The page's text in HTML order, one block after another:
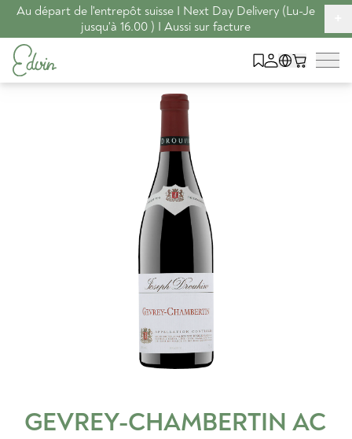
Au départ de l'entrepôt suisse I Next Day Delivery (Lu-Je
jusqu'à 16.00 ) I Aussi sur facture
GEVREY-CHAMBERTIN AC